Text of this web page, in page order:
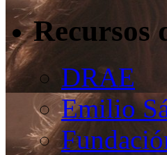
Recursos
DRAE
Emilio